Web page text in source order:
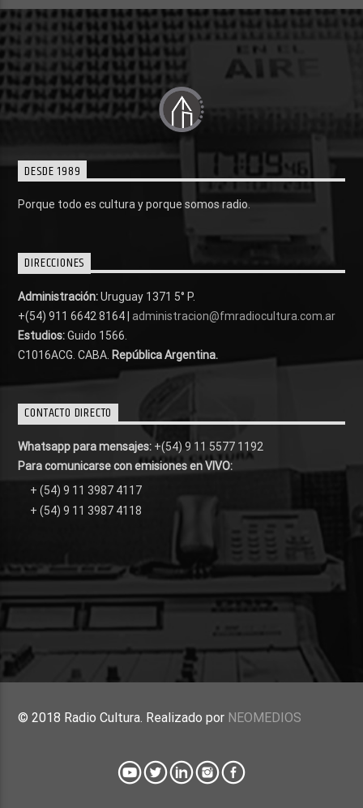
DESDE 1989
Porque todo es cultura y porque somos radio.
DIRECCIONES
Administración:Uruguay 1371 5° P.
+(54) 911 6642 8164 | administracion@fmradiocultura.com.ar
Estudios:Guido 1566.
C1016ACG . CABA. República Argentina.
CONTACTO DIRECTO
Whatsapp para mensajes: +(54) 9 11 5577 1192
Para comunicarse con emisiones en VIVO:
+ (54) 9 11 3987 4117
+ (54) 9 11 3987 4118
© 2018 Radio Cultura. Realizado por NEOMEDIOS